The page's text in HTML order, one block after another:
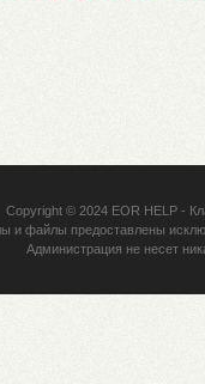
Copyright © 2024 EOR HELP-
и файлы предоставлены
Администрация не несет